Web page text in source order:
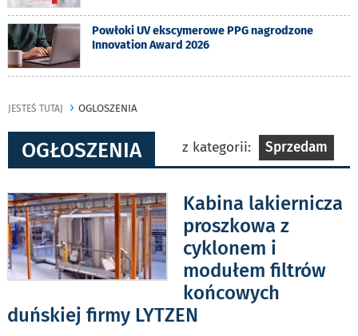
Powłoki UV ekscymerowe PPG nagrodzone
Innovation Award 2026
JESTEŚ TUTAJ OGLOSZENIA
OGŁOSZENIA z kategorii: Sprzedam
Kabina lakiernicza
proszkowa z
cyklonem i
modułem filtrów
końcowych
duńskiej firmy LYTZEN